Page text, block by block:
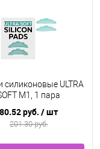
силиконовые ULTRA
M1, 1 пара
80.52 руб./ шт
201.30 руб.